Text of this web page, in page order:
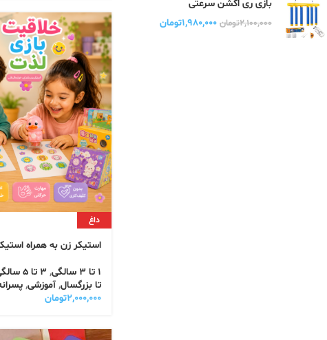
بازی ری اکشن سرعتی
۲,۱۰۰,۰۰۰تومان ۱,۹۸۰,۰۰۰تومان
داغ
استیکر زن به همراه
1 تا 3 سالگی , 3 تا 5 سالگی
تا بزرگسال, آموزشی,
۲,۰۰۰,۰۰۰تومان